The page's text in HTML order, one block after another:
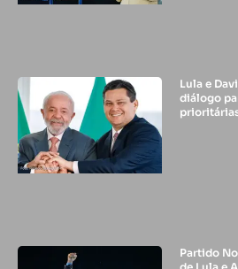
Lula e
diálogo
Partido